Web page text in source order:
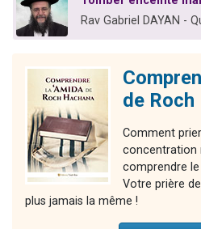
Rav Gabriel DAYAN -
de Roch
Comment
concentration
comprendre
Votre prière
plus jamais la même !